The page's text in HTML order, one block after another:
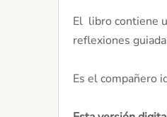
El libro contiene
reflexiones
Es el compañero